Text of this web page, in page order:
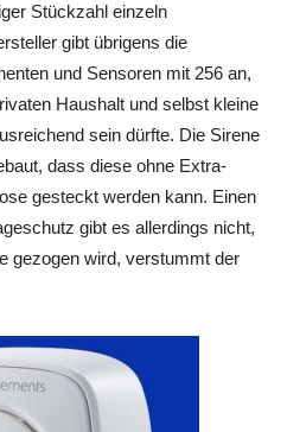
Stückzahl einzeln
gibt übrigens die
und Sensoren mit 256 an,
Haushalt und selbst kleine
sein dürfte. Die Sirene
dass diese ohne Extra-
gesteckt werden kann. Einen
gibt es allerdings nicht,
gezogen wird, verstummt der